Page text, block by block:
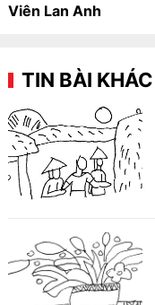
Viên Lan Anh
TIN BÀI KHÁC